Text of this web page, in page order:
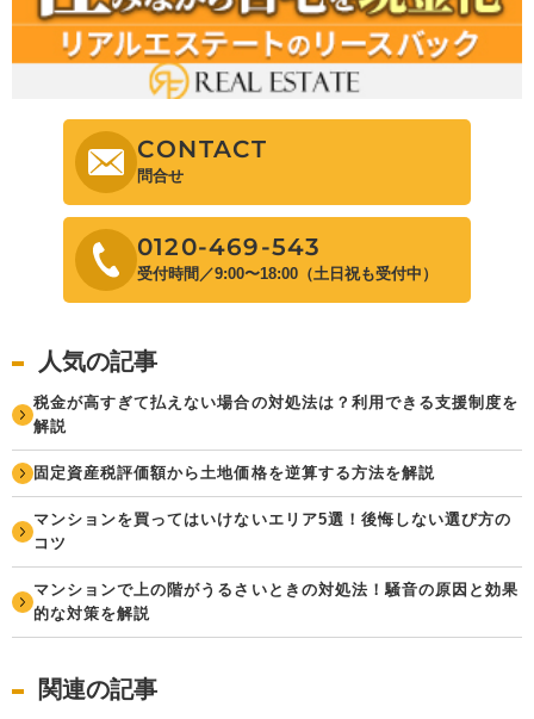
CONTACT
問合せ
0120-469-543
受付時間／9:00〜18:00（土日祝も受付中）
人気の記事
税金が高すぎて払えない場合の対処法は？利用できる支援制度を
解説
固定資産税評価額から土地価格を逆算する方法を解説
マンションを買ってはいけないエリア5選！後悔しない選び方の
コツ
マンションで上の階がうるさいときの対処法！騒音の原因と効果
的な対策を解説
関連の記事